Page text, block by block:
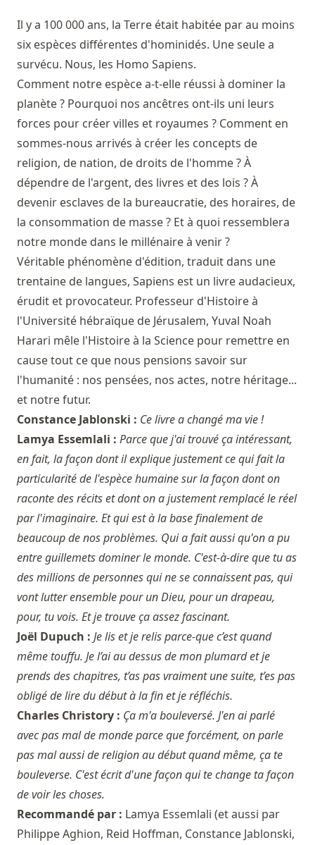
Il y a 100 000 ans, la Terre était habitée par au moins
six espèces différentes d'hominidés. Une seule a
survécu. Nous, les Homo Sapiens.
Comment notre espèce a-t-elle réussi à dominer la
planète ? Pourquoi nos ancêtres ont-ils uni leurs
forces pour créer villes et royaumes ? Comment en
sommes-nous arrivés à créer les concepts de
religion, de nation, de droits de l'homme ? À
dépendre de l'argent, des livres et des lois ? À
devenir esclaves de la bureaucratie, des horaires, de
la consommation de masse ? Et à quoi ressemblera
notre monde dans le millénaire à venir ?
Véritable phénomène d'édition, traduit dans une
trentaine de langues, Sapiens est un livre audacieux,
érudit et provocateur. Professeur d'Histoire à
l'Université hébraïque de Jérusalem, Yuval Noah
Harari mêle l'Histoire à la Science pour remettre en
cause tout ce que nous pensions savoir sur
l'humanité : nos pensées, nos actes, notre héritage...
et notre futur.
Constance Jablonski : Ce livre a changé ma vie !
Lamya Essemlali : Parce que j'ai trouvé ça intéressant,
en fait, la façon dont il explique justement ce qui fait la
particularité de l'espèce humaine sur la façon dont on
raconte des récits et dont on a justement remplacé le réel
par l'imaginaire. Et qui est à la base finalement de
beaucoup de nos problèmes. Qui a fait aussi qu'on a pu
entre guillemets dominer le monde. C'est-à-dire que tu as
des millions de personnes qui ne se connaissent pas, qui
vont lutter ensemble pour un Dieu, pour un drapeau,
pour, tu vois. Et je trouve ça assez fascinant.
Joël Dupuch : Je lis et je relis parce-que c’est quand
même touffu. Je l’ai au dessus de mon plumard et je
prends des chapitres, t’as pas vraiment une suite, t’es pas
obligé de lire du début à la fin et je réfléchis.
Charles Christory : Ça m'a bouleversé. J'en ai parlé
avec pas mal de monde parce que forcément, on parle
pas mal aussi de religion au début quand même, ça te
bouleverse. C'est écrit d'une façon qui te change ta façon
de voir les choses.
Recommandé par : Lamya Essemlali (et aussi par
Philippe Aghion, Reid Hoffman, Constance Jablonski,